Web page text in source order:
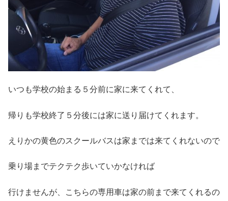
いつも学校の始まる５分前に家に来てくれて、
帰りも学校終了５分後には家に送り届けてくれます。
えりかの黄色のスクールバスは家までは来てくれないので
乗り場までテクテク歩いていかなければ
行けませんが、こちらの専用車は家の前まで来てくれるの